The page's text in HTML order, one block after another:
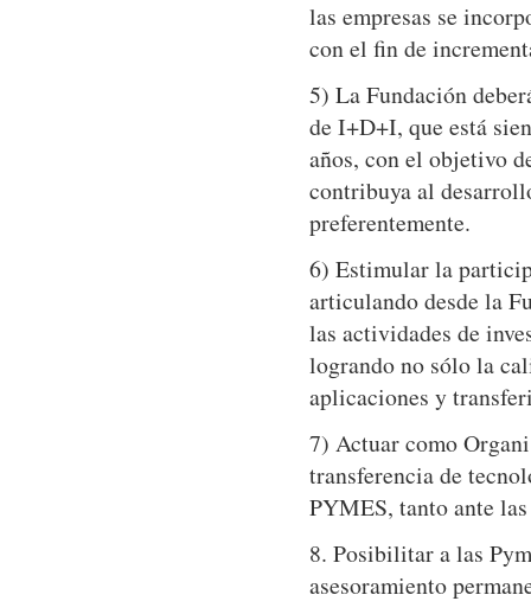
las empresas se
con el fin de
5) La Fundación
de I+D+I, que está
años, con el objetivo
contribuya al
preferentemente.
6) Estimular la
articulando desde la
las actividades de
logrando no sólo la
aplicaciones y
7) Actuar como
transferencia de
PYMES, tanto ante
8. Posibilitar a las
asesoramiento